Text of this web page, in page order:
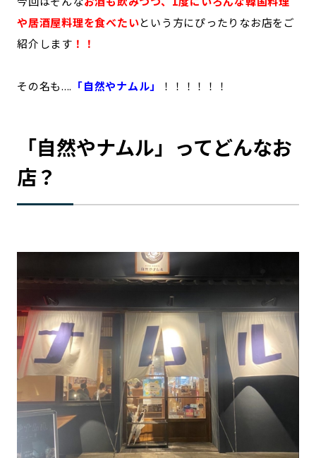
や居酒屋料理を食べたいという方にぴったりなお店をご
紹介します ！！
その名も.... 「自然やナムル」 ！！！！！！
「自然やナムル」ってどんなお
店？